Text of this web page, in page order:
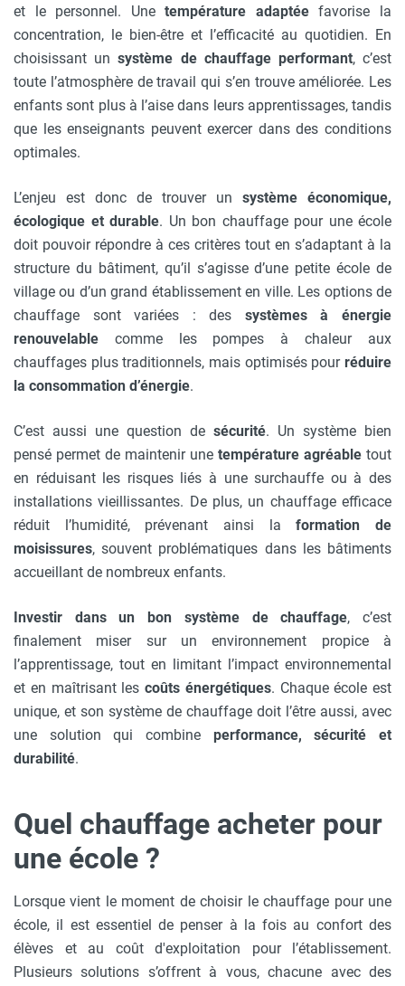
et le personnel. Unetempérature adaptéefavorise la
concentration, le bien-être et l’efficacité au quotidien. En
choisissant unsystème de chauffage performant, c’est
toute l’atmosphère de travail qui s’en trouve améliorée. Les
enfants sont plus à l’aise dans leurs apprentissages, tandis
que les enseignants peuvent exercer dans des conditions
optimales.
L’enjeu est donc de trouver un système économique,
écologique et durable. Un bon chauffage pour une école
doit pouvoir répondre à ces critères tout en s’adaptant à la
structure du bâtiment, qu’il s’agisse d’une petite école de
village ou d’un grand établissement en ville. Les options de
chauffage sont variées : des systèmes à énergie
renouvelable comme les pompes à chaleur aux
chauffages plus traditionnels, mais optimisés pour réduire
la consommation d’énergie.
C’est aussi une question de sécurité. Un système bien
pensé permet de maintenir une température agréable tout
en réduisant les risques liés à une surchauffe ou à des
installations vieillissantes. De plus, un chauffage efficace
réduit l’humidité, prévenant ainsi laformation de
moisissures, souvent problématiques dans les bâtiments
accueillant de nombreux enfants.
Investir dans un bon système de chauffage, c’est
finalement miser sur un environnement propice à
l’apprentissage, tout en limitant l’impact environnemental
et en maîtrisant les coûts énergétiques. Chaque école est
unique, et son système de chauffage doit l’être aussi, avec
une solution qui combine performance, sécurité et
durabilité.
Quel chauffage acheter pour
une école ?
Lorsque vient le moment de choisir le chauffage pour une
école, il est essentiel de penser à la fois au confort des
élèves et au coût d'exploitation pour l’établissement.
Plusieurs solutions s’offrent à vous, chacune avec des